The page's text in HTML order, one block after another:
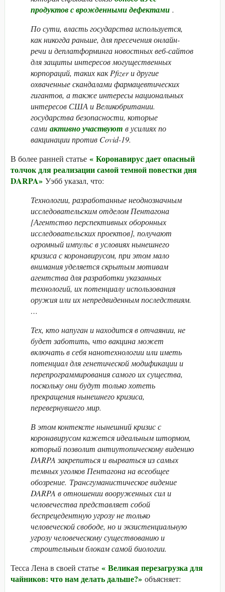
продуктов с врожденными дефектами .
По сути, власть государства используется,
как никогда раньше, для пресечения онлайн-
речи и деплатформинга новостных веб-сайтов
для защиты интересов могущественных
корпораций, таких как Pfizer и другие
охваченные скандалами фармацевтических
гигантов, а также интересы национальных
интересов США и Великобритании.
государства безопасности, которые
сами активно участвуют в усилиях по
вакцинации против Covid-19.
В более ранней статье « Коронавирус дает опасный
толчок для реализации самой темной повестки дня
DARPA» Уэбб указал, что:
Технологии, разработанные неоднозначным
исследовательским отделом Пентагона
[Агентство перспективных оборонных
исследовательских проектов], получают
огромный импульс в условиях нынешнего
кризиса с коронавирусом, при этом мало
внимания уделяется скрытым мотивам
агентства для разработки указанных
технологий, их потенциалу использования
оружия или их непредвиденным последствиям.
…
Тех, кто напуган и находится в отчаянии, не
будет заботить, что вакцина может
включать в себя нанотехнологии или иметь
потенциал для генетической модификации и
перепрограммирования самого их существа,
поскольку они будут только хотеть
прекращения нынешнего кризиса,
перевернувшего мир.
В этом контексте нынешний кризис с
коронавирусом кажется идеальным штормом,
который позволит антиутопическому видению
DARPA закрепиться и вырваться из самых
темных уголков Пентагона на всеобщее
обозрение. Трансгуманистическое видение
DARPA в отношении вооруженных сил и
человечества представляет собой
беспрецедентную угрозу не только
человеческой свободе, но и экзистенциальную
угрозу человеческому существованию и
строительным блокам самой биологии.
Тесса Лена в своей статье « Великая перезагрузка для
чайников: что нам делать дальше?» объясняет: